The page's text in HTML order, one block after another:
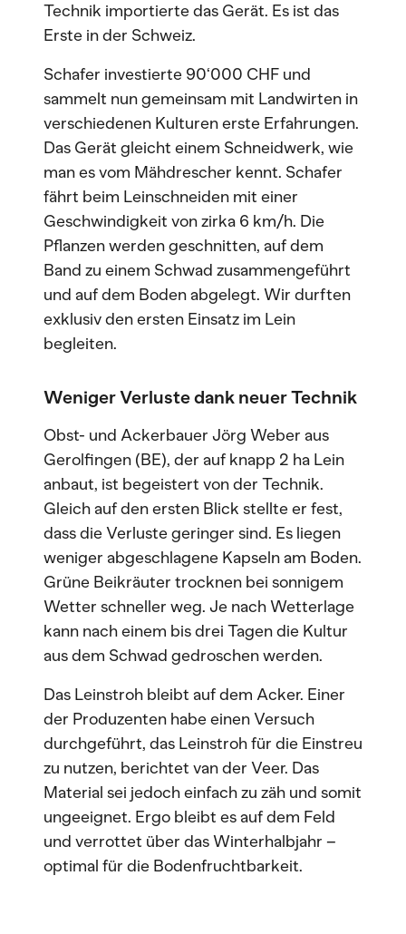
Technik importierte das Gerät. Es ist das
Erste in der Schweiz.
Schafer investierte 90‘000 CHF und
sammelt nun gemeinsam mit Landwirten in
verschiedenen Kulturen erste Erfahrungen.
Das Gerät gleicht einem Schneidwerk, wie
man es vom Mähdrescher kennt. Schafer
fährt beim Leinschneiden mit einer
Geschwindigkeit von zirka 6 km/h. Die
Pflanzen werden geschnitten, auf dem
Band zu einem Schwad zusammengeführt
und auf dem Boden abgelegt. Wir durften
exklusiv den ersten Einsatz im Lein
begleiten.
Weniger Verluste dank neuer Technik
Obst- und Ackerbauer Jörg Weber aus
Gerolfingen (BE), der auf knapp 2 ha Lein
anbaut, ist begeistert von der Technik.
Gleich auf den ersten Blick stellte er fest,
dass die Verluste geringer sind. Es liegen
weniger abgeschlagene Kapseln am Boden.
Grüne Beikräuter trocknen bei sonnigem
Wetter schneller weg. Je nach Wetterlage
kann nach einem bis drei Tagen die Kultur
aus dem Schwad gedroschen werden.
Das Leinstroh bleibt auf dem Acker. Einer
der Produzenten habe einen Versuch
durchgeführt, das Leinstroh für die Einstreu
zu nutzen, berichtet van der Veer. Das
Material sei jedoch einfach zu zäh und somit
ungeeignet. Ergo bleibt es auf dem Feld
und verrottet über das Winterhalbjahr –
optimal für die Bodenfruchtbarkeit.